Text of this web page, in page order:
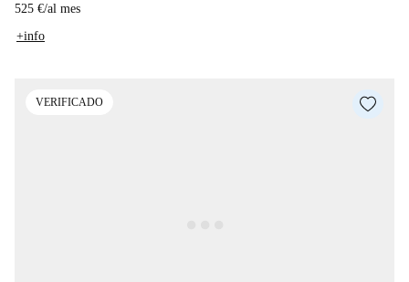
525 €/al mes
+info
VERIFICADO